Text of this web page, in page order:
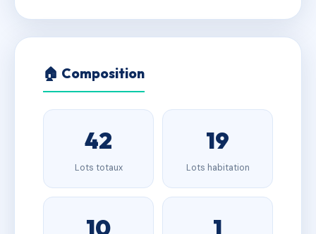
🏠 Composition
42
Lots totaux
19
Lots habitation
10 1